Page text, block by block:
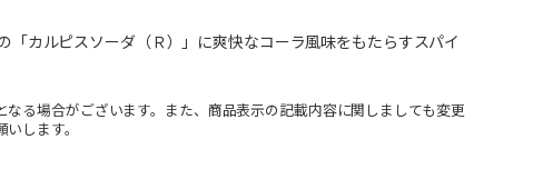
カルピスソーダ（Ｒ）」に爽快なコーラ風味をもたらすスパイ
る場合がございます。また、商品表示の記載内容に関しましても変更
します。